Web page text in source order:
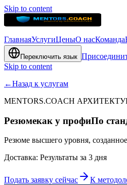
Skip to content
ГлавнаяУслугиЦеныО насКоманда
Переключить язык
Skip to content
←Назад к услугам
MENTORS.COACH
Резюмекак у профиПо
Резюме высшего уровня,
Доставка: Результаты за 3 дня
Подать заявку сейчас К